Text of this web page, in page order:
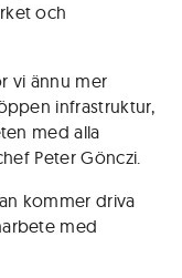
och
vi ännu mer
infrastruktur,
med alla
Peter Gönczi.
kommer driva
med